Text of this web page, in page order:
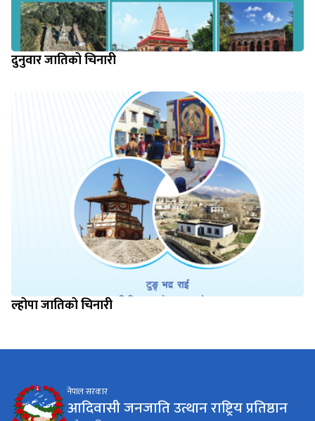
दुनुवार जातिको चिनारी
ल्होपा जातिको चिनारी
नेपाल सरकार
आदिवासी जनजाति उत्थान राष्ट्रिय प्रतिष्ठान